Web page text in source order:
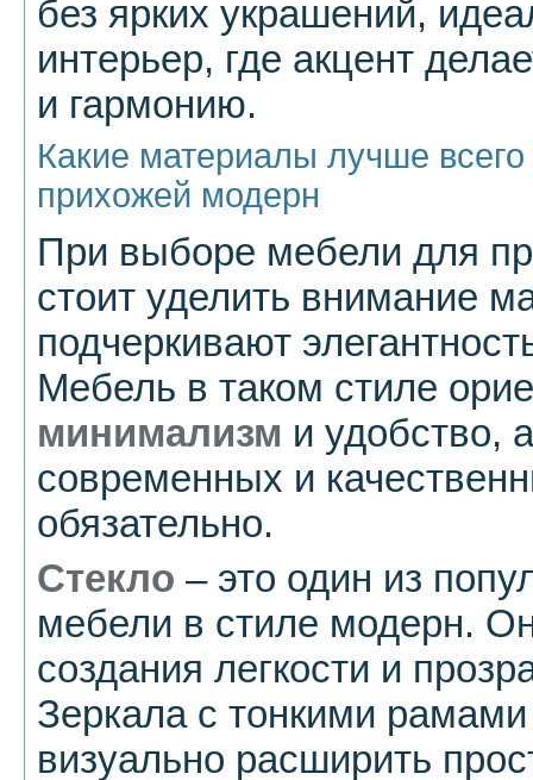
без ярких украшений,
интерьер, где акцент
и гармонию.
Какие материалы лучше
прихожей модерн
При выборе мебели для
стоит уделить внимание
подчеркивают
Мебель в таком стиле
минимализм и удобство,
современных и
обязательно.
Стекло – это один из
мебели в стиле модерн.
создания легкости и
Зеркала с тонкими рамами
визуально расширить